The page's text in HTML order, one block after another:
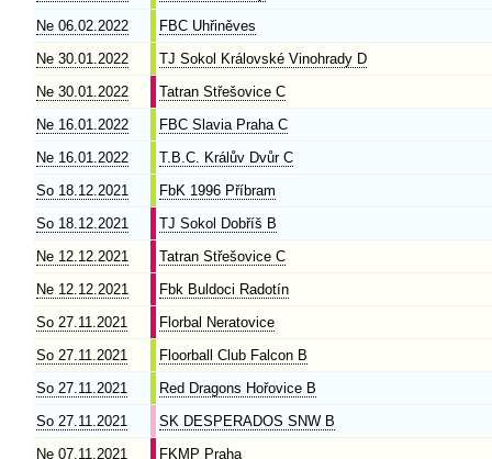
Ne 06.02.2022
FBC Uhřiněves
Ne 30.01.2022
TJ Sokol Královské Vinohrady D
Ne 30.01.2022
Tatran Střešovice C
Ne 16.01.2022
FBC Slavia Praha C
Ne 16.01.2022
T.B.C. Králův Dvůr C
So 18.12.2021
FbK 1996 Příbram
So 18.12.2021
TJ Sokol Dobříš B
Ne 12.12.2021
Tatran Střešovice C
Ne 12.12.2021
Fbk Buldoci Radotín
So 27.11.2021
Florbal Neratovice
So 27.11.2021
Floorball Club Falcon B
So 27.11.2021
Red Dragons Hořovice B
So 27.11.2021
SK DESPERADOS SNW B
Ne 07.11.2021
FKMP Praha